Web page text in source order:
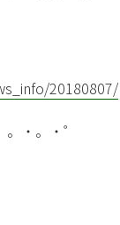
20180807/
。・゜